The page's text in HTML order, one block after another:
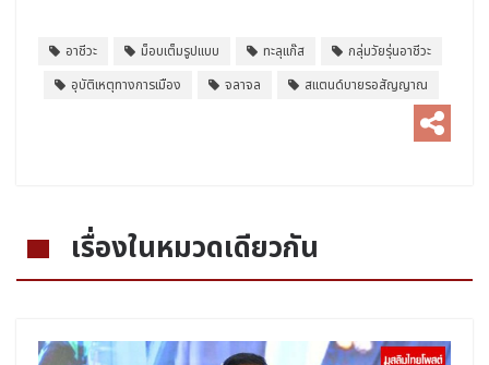
อาชีวะ ม็อบเต็มรูปแบบ ทะลุแก๊ส
กลุ่มวัยรุ่นอาชีวะ
อุบัติเหตุทางการเมือง
จลาจล สแตนด์บายรอสัญญาณ
เรื่องในหมวดเดียวกัน